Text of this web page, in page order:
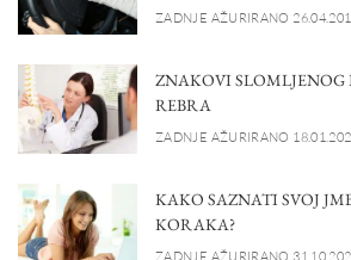
ZADNJE AŽURIRANO
ZNAKOVI
REBRA
ZADNJE AŽURIRANO
KAKO SAZNATI SVOJ
KORAKA?
ZADNJE AŽURIRANO